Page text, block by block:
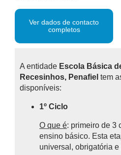
Ver dados de contacto
completos
A entidade Escola Básica
Recesinhos, Penafiel tem
disponíveis:
1º Ciclo
O que é: primeiro de 3
ensino básico. Esta
universal, obrigatória e